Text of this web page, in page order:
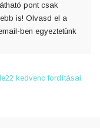
pont csak
is! Olvasd el a
ben egyeztetünk
kedvenc fordításai.